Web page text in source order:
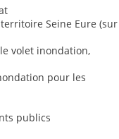
Seine Eure (sur
volet inondation,
pour les
publics